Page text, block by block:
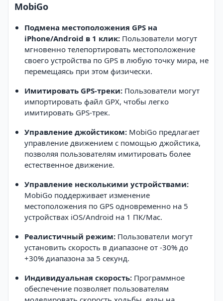
MobiGo
Подмена местоположения GPS на
iPhone/Android в 1 клик: Пользователи могут
мгновенно телепортировать местоположение
своего устройства по GPS в любую точку мира, не
перемещаясь при этом физически.
Имитировать GPS-треки: Пользователи могут
импортировать файл GPX, чтобы легко
имитировать GPS-трек.
Управление джойстиком: MobiGo предлагает
управление движением с помощью джойстика,
позволяя пользователям имитировать более
естественное движение.
Управление несколькими устройствами:
MobiGo поддерживает изменение
местоположения по GPS одновременно на 5
устройствах iOS/Android на 1 ПК/Mac.
Реалистичный режим: Пользователи могут
установить скорость в диапазоне от -30% до
+30% диапазона за 5 секунд.
Индивидуальная скорость: Программное
обеспечение позволяет пользователям